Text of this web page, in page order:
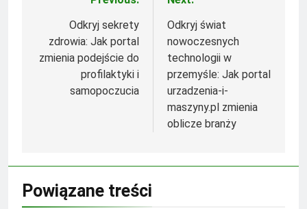
wpisuOdkryj sekrety
zdrowia: Jak portal
zmienia podejście do
profilaktyki i
samopoczucia
Odkryj świat
nowoczesnych
technologii w
przemyśle: Jak portal
urzadzenia-i-
maszyny.pl zmienia
oblicze branży
Powiązane treści